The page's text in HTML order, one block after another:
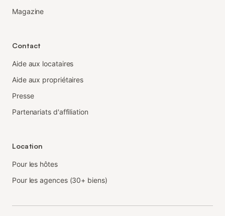
Magazine
Contact
Aide aux locataires
Aide aux propriétaires
Presse
Partenariats d'affiliation
Location
Pour les hôtes
Pour les agences (30+ biens)